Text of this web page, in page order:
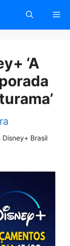
‘A
Brasil